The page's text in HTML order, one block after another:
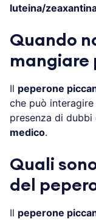
luteina/
Quando
mangiare
Il peperone
che può
presenza di
medico.
Quali
del
Il peperone